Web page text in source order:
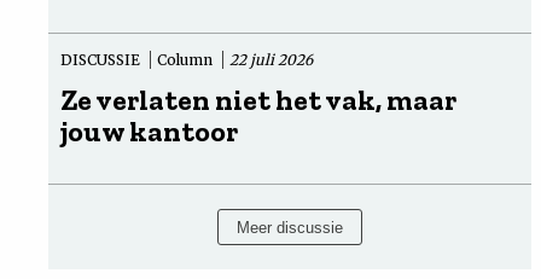
DISCUSSIE Column 22 juli 2026
Ze verlaten niet het vak, maar
jouw kantoor
Meer discussie